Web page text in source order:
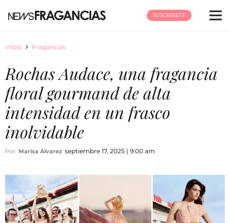
SUSCRÍBETE
Inicio Fragancias
Rochas Audace, una fragancia
floral gourmand de alta
intensidad en un frasco
inolvidable
Por: Marisa Álvarez septiembre 17, 2025 | 9:00 am